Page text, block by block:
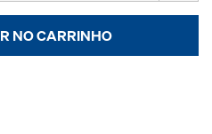
NO CARRINHO